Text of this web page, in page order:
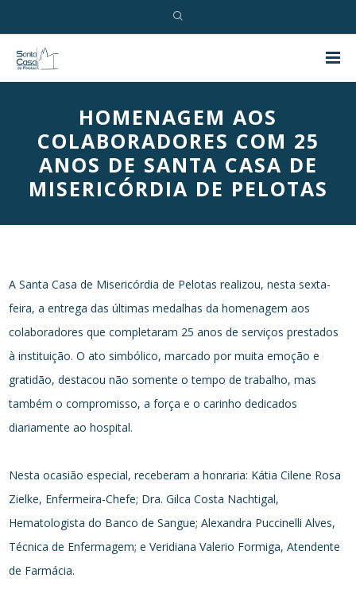
HOMENAGEM AOS
COLABORADORES COM 25
ANOS DE SANTA CASA DE
MISERICÓRDIA DE PELOTAS
A Santa Casa de Misericórdia de Pelotas realizou, nesta sexta-
feira, a entrega das últimas medalhas da homenagem aos
colaboradores que completaram 25 anos de serviços prestados
à instituição. O ato simbólico, marcado por muita emoção e
gratidão, destacou não somente o tempo de trabalho, mas
também o compromisso, a força e o carinho dedicados
diariamente ao hospital.
Nesta ocasião especial, receberam a honraria: Kátia Cilene Rosa
Zielke, Enfermeira-Chefe; Dra. Gilca Costa Nachtigal,
Hematologista do Banco de Sangue; Alexandra Puccinelli Alves,
Técnica de Enfermagem; e Veridiana Valerio Formiga, Atendente
de Farmácia.